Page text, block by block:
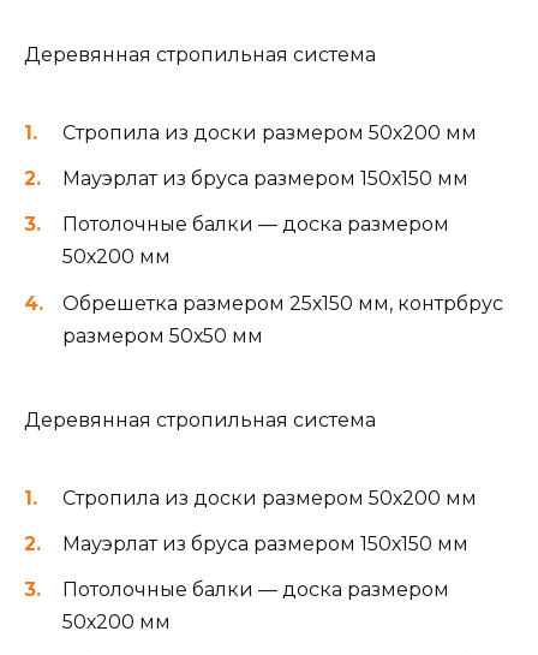
Деревянная стропильная система
Стропила из доски размером 50х200 мм
Мауэрлат из бруса размером 150х150 мм
Потолочные балки — доска размером
50х200 мм
Обрешетка размером 25х150 мм, контрбрус
размером 50х50 мм
Деревянная стропильная система
Стропила из доски размером 50х200 мм
Мауэрлат из бруса размером 150х150 мм
Потолочные балки — доска размером
50х200 мм